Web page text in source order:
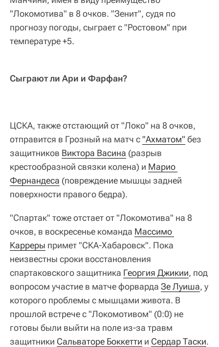
"Локомотива" в 8 очков. "Зенит", судя по
прогнозу погоды, сыграет с "Ростовом" при
температуре +5.
Сыграют ли Ари и Фарфан?
ЦСКА, также отстающий от "Локо" на 8 очков,
отправится в Грозный на матч с"Ахматом" без
защитников Виктора Васина (разрыв
крестообразной связки колена) и Марио
Фернандеса (повреждение мышцы задней
поверхности правого бедра).
"Спартак" тоже отстает от "Локомотива" на 8
очков, в воскресенье команда Массимо
Карреры примет "СКА-Хабаровск". Пока
неизвестны сроки восстановления
спартаковского защитника Георгия Джикии, под
вопросом участие в матче форварда Зе Луиша, у
которого проблемы с мышцами живота. В
прошлой встрече с "Локомотивом" (0:0) не
готовы были выйти на поле из-за травм
защитники Сальваторе Боккетти и Сердар Таски.